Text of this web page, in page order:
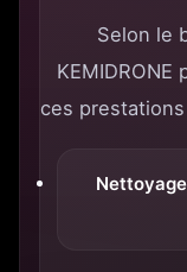
Selon le
ces